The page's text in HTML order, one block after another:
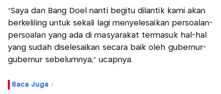
"Saya dan Bang Doel nanti begitu dilantik kami akan
berkeliling untuk sekali lagi menyelesaikan persoalan-
persoalan yang ada di masyarakat termasuk hal-hal
yang sudah diselesaikan secara baik oleh gubernur-
gubernur sebelumnya," ucapnya.
Baca Juga :